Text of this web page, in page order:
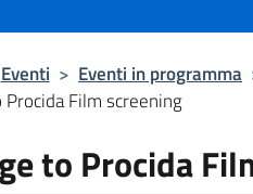
Eventi > Eventi in programma
Procida Film screening
to Procida